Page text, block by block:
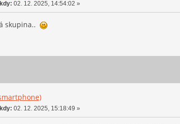
02. 12. 2025, 14:54:02 »
skupina..
02. 12. 2025, 15:18:49 »